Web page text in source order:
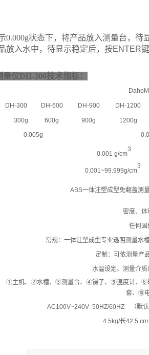
0.000g状态下， 将产品放入测量台， 待
放入水中 ，待显示稳定后，按ENTER
量仪DH-300技术指标：
DH-300 DH-600 DH-900 DH-1200
300g 600g 900g 1200g
0.005g
0.001 g/cm
3
0.001~99.999g/cm
3
ABS一体注塑成型免翻盖测
密度、体
任何固
常规：一体注塑成型专业透明测量水
定制：可依测量产
水温设定、测量介
①主机、 ②水槽、 ③测量台、 ④镊子、 ⑤温度计、 ⑥
套、 ⑩
AC100V~240V 50HZ/60HZ
（默
4.5kg/长42.5